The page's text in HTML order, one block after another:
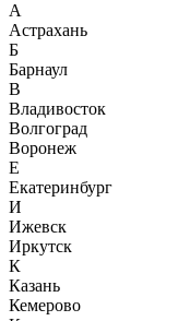
А
Астрахань
Б
Барнаул
В
Владивосток
Волгоград
Воронеж
Е
Екатеринбург
И
Ижевск
Иркутск
К
Казань
Кемерово